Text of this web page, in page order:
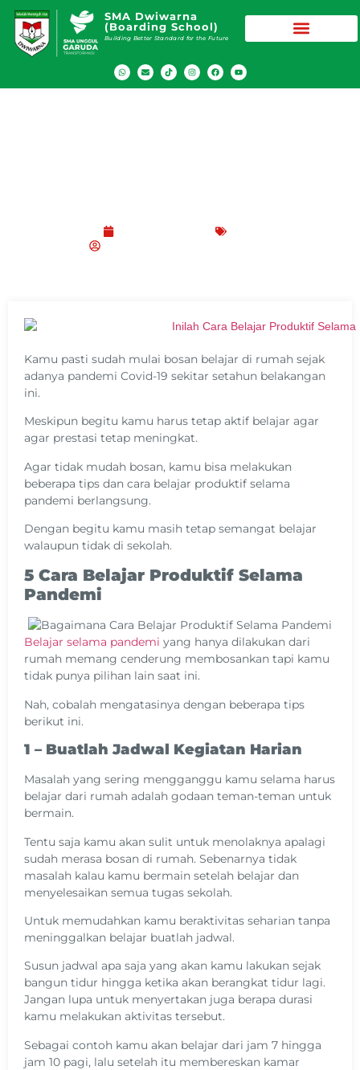
SMA Dwiwarna
(Boarding School)
Building Better Standard for the Future
Kamu pasti sudah mulai bosan belajar di rumah sejak
adanya pandemi Covid-19 sekitar setahun belakangan
ini.
Meskipun begitu kamu harus tetap aktif belajar agar
agar prestasi tetap meningkat.
Agar tidak mudah bosan, kamu bisa melakukan
beberapa tips dan cara belajar produktif selama
pandemi berlangsung.
Dengan begitu kamu masih tetap semangat belajar
walaupun tidak di sekolah.
5 Cara Belajar Produktif Selama
Pandemi
Belajar selama pandemi yang hanya dilakukan dari
rumah memang cenderung membosankan tapi kamu
tidak punya pilihan lain saat ini.
Nah, cobalah mengatasinya dengan beberapa tips
berikut ini.
1 – Buatlah Jadwal Kegiatan Harian
Masalah yang sering mengganggu kamu selama harus
belajar dari rumah adalah godaan teman-teman untuk
bermain.
Tentu saja kamu akan sulit untuk menolaknya apalagi
sudah merasa bosan di rumah. Sebenarnya tidak
masalah kalau kamu bermain setelah belajar dan
menyelesaikan semua tugas sekolah.
Untuk memudahkan kamu beraktivitas seharian tanpa
meninggalkan belajar buatlah jadwal.
Susun jadwal apa saja yang akan kamu lakukan sejak
bangun tidur hingga ketika akan berangkat tidur lagi.
Jangan lupa untuk menyertakan juga berapa durasi
kamu melakukan aktivitas tersebut.
Sebagai contoh kamu akan belajar dari jam 7 hingga
jam 10 pagi, lalu setelah itu membereskan kamar